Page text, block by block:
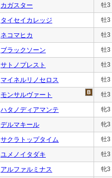
カガスター 牡3
タイセイカレッジ 牡3
ネコマヒカ 牡3
ブラックソーン 牡3
サトノプレスト 牡3
マイネルリノセロス 牡3
モンサルヴァート 牡3
ハタノディアマンテ 牝3
デルマキール 牝3
サクラトップタイム 牡3
ユメノイタダキ 牡3
アルファルミナス 牝3